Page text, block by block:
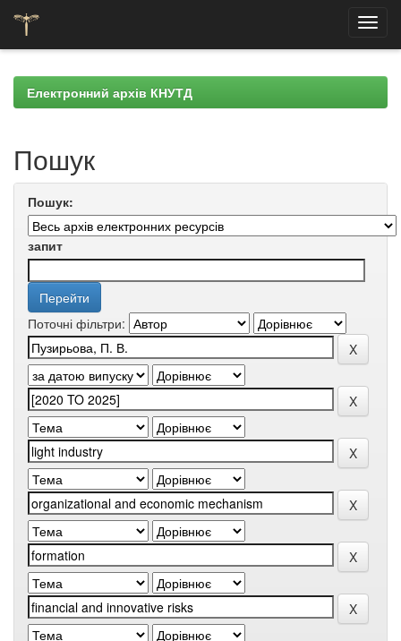
navigationЕлектронний архів КНУТД
Пошук
Пошук:
запит
Поточні фільтри: